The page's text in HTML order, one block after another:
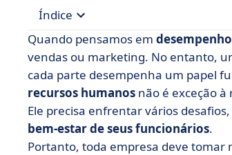
Índice
• O que é desempenho de
• Por que o desempenho do RH é
• Como você pode medir o
• Como você pode melhorar o
• O que podemos aprender com
Quando pensamos em
vendas ou marketing. No entanto,
cada parte desempenha um papel
recursos humanos não é exceção à
Ele precisa enfrentar vários
bem-estar de seus funcionários.
Portanto, toda empresa deve tomar